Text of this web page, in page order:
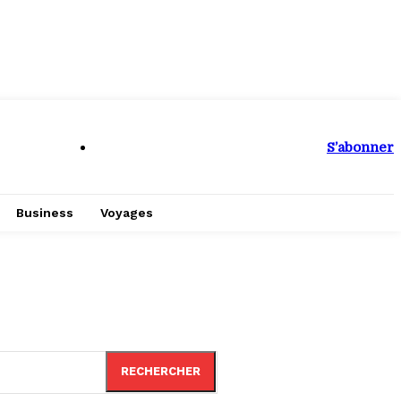
S’abonner
Business Voyages
RECHERCHER